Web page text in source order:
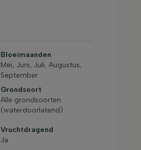
Bloeimaanden
Mei, Juni, Juli, Augustus,
September
Grondsoort
Alle grondsoorten
(waterdoorlatend)
Vruchtdragend
Ja